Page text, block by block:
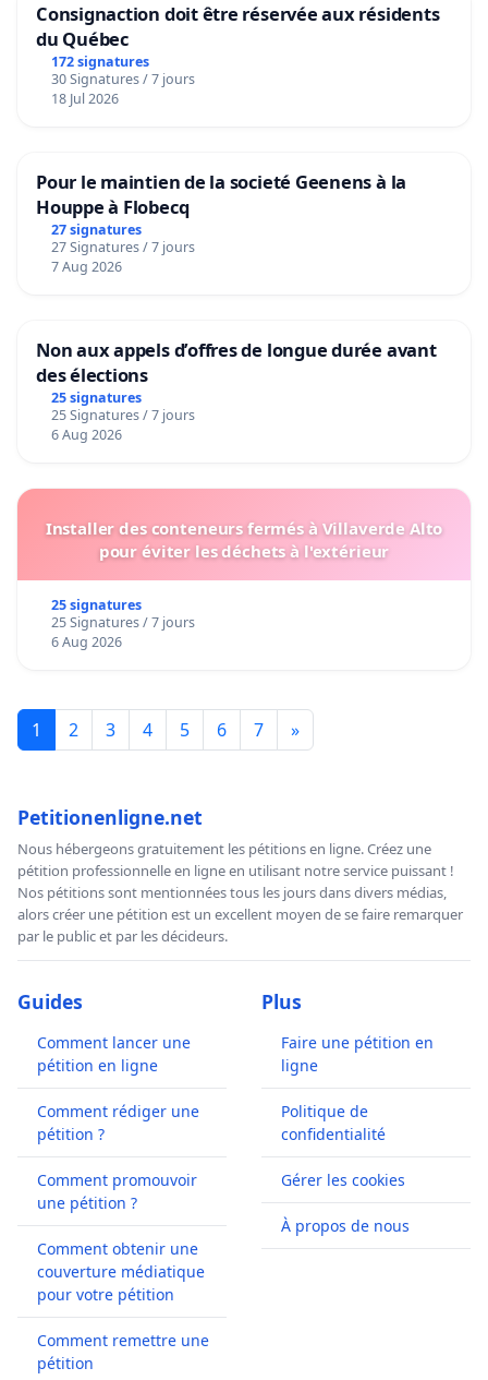
Consignaction doit être réservée aux résidents
du Québec
172 signatures
30 Signatures / 7 jours
18 Jul 2026
Pour le maintien de la societé Geenens à la
Houppe à Flobecq
27 signatures
27 Signatures / 7 jours
7 Aug 2026
Non aux appels d’offres de longue durée avant
des élections
25 signatures
25 Signatures / 7 jours
6 Aug 2026
Installer des conteneurs fermés à Villaverde Alto
pour éviter les déchets à l'extérieur
25 signatures
25 Signatures / 7 jours
6 Aug 2026
1 2 3 4 5 6 7 »
Petitionenligne.net
Nous hébergeons gratuitement les pétitions en ligne. Créez une
pétition professionnelle en ligne en utilisant notre service puissant !
Nos pétitions sont mentionnées tous les jours dans divers médias,
alors créer une pétition est un excellent moyen de se faire remarquer
par le public et par les décideurs.
Guides
Comment lancer une
pétition en ligne
Comment rédiger une
pétition ?
Comment promouvoir
une pétition ?
Comment obtenir une
couverture médiatique
pour votre pétition
Comment remettre une
pétition
Plus
Faire une pétition en
ligne
Politique de
confidentialité
Gérer les cookies
À propos de nous